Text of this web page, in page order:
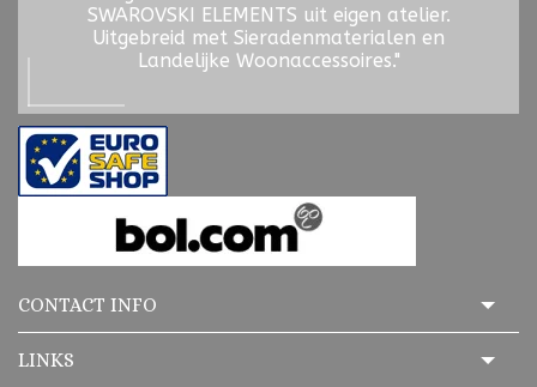
SWAROVSKI ELEMENTS uit eigen atelier.
Uitgebreid met Sieradenmaterialen en
Landelijke Woonaccessoires."
CONTACT INFO
LINKS